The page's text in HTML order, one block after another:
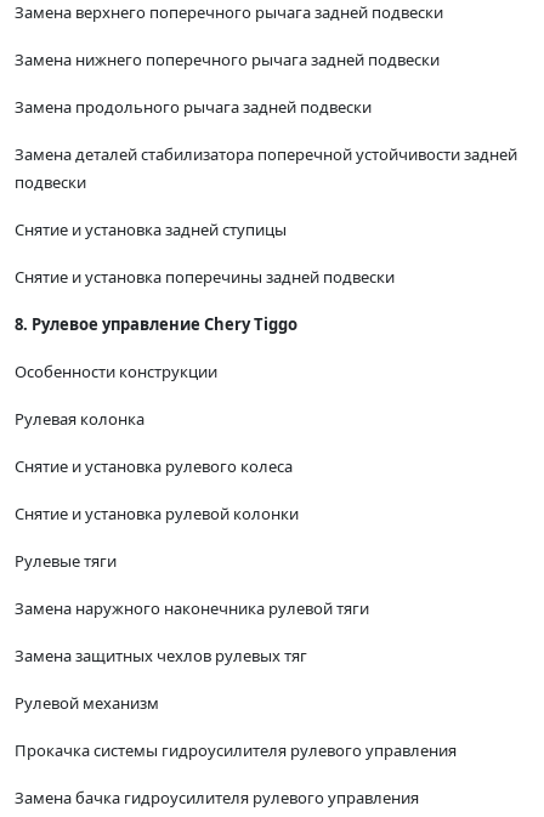
Замена верхнего поперечного рычага задней подвески
Замена нижнего поперечного рычага задней подвески
Замена продольного рычага задней подвески
Замена деталей стабилизатора поперечной устойчивости задней
подвески
Снятие и установка задней ступицы
Снятие и установка поперечины задней подвески
8. Рулевое управление Chery Tiggo
Особенности конструкции
Рулевая колонка
Снятие и установка рулевого колеса
Снятие и установка рулевой колонки
Рулевые тяги
Замена наружного наконечника рулевой тяги
Замена защитных чехлов рулевых тяг
Рулевой механизм
Прокачка системы гидроусилителя рулевого управления
Замена бачка гидроусилителя рулевого управления